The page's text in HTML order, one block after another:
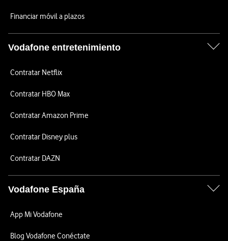
Financiar móvil a plazos
Vodafone entretenimiento
Contratar Netflix
Contratar HBO Max
Contratar Amazon Prime
Contratar Disney plus
Contratar DAZN
Vodafone España
App Mi Vodafone
Blog Vodafone Conéctate